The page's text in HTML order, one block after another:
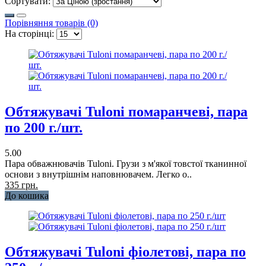
Порівняння товарів (0)
На сторінці:
Обтяжувачі Tuloni помаранчеві, пара
по 200 г./шт.
5.00
Пара обважнювачів Tuloni. Грузи з м'якої товстої тканинної
основи з внутрішнім наповнювачем. Легко о..
335 грн.
До кошика
Обтяжувачі Tuloni фіолетові, пара по